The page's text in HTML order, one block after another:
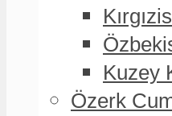
Kuzey
Özerk